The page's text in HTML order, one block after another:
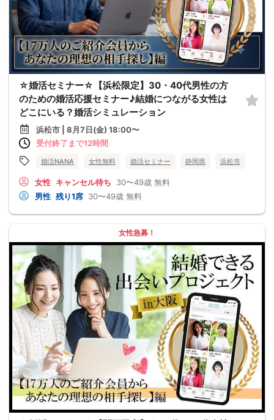
☆婚活セミナー☆【浜松限定】30・40代男性の方
のための婚活応援セミナー♪結婚につながる女性は
どこにいる？婚活シミュレーション
浜松市 | 8月7日(金) 18:00〜
受付終了まで12時間
婚活NANA 女性無料 婚活セミナー 静岡県 浜松市
女性 キャンセル待ち 30〜49歳 無料
男性 残り1席 30〜49歳 無料
女性急募！